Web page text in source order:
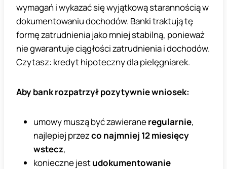
wymagań i wykazać się wyjątkową starannością w
dokumentowaniu dochodów. Banki traktują tę
formę zatrudnienia jako mniej stabilną, ponieważ
nie gwarantuje ciągłości zatrudnienia i dochodów.
Czytasz: kredyt hipoteczny dla pielęgniarek.
Aby bank rozpatrzył pozytywnie wniosek:
umowy muszą być zawieraneregularnie,
najlepiej przezco najmniej 12 miesięcy
wstecz,
konieczne jestudokumentowanie